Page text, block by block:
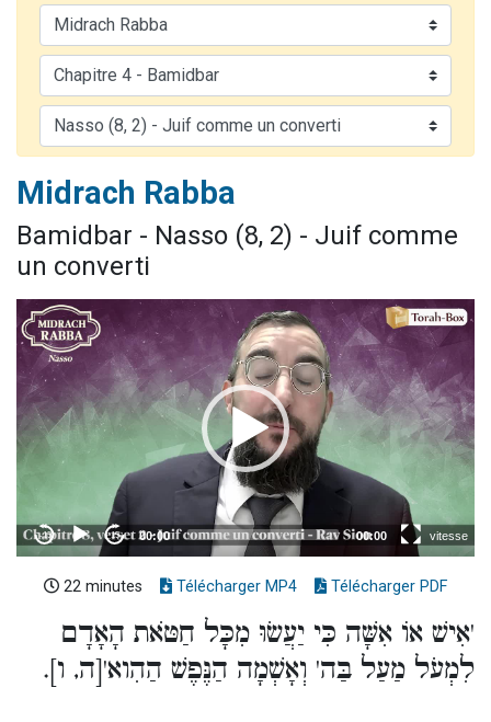
4 personnes viennent de nous rejoindre sur WhatsApp
Il reste 49 places pour étudier en groupe sur Zoom
Eva vient de donner son Maasser
Eli vient de donner son Maasser
Midrach Rabba
Bamidbar - Nasso (8, 2) - Juif comme
un converti
22 minutes Télécharger MP4 Télécharger PDF
'אִישׁ אוֹ אִשָּׁה כִּי יַעֲשׂוּ מִכָּל חַטֹּאת הָאָדָם
לִמְעֹל מַעַל בַּה' וְאָשְׁמָה הַנֶּפֶשׁ הַהִוא'[ה, ו].